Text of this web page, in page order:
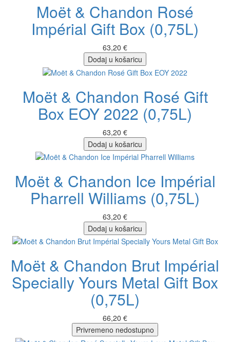
Moët & Chandon Rosé
Impérial Gift Box (0,75L)
63,20 €
Dodaj u košaricu
Moët & Chandon Rosé Gift
Box EOY 2022 (0,75L)
63,20 €
Dodaj u košaricu
Moët & Chandon Ice Impérial
Pharrell Williams (0,75L)
63,20 €
Dodaj u košaricu
Moët & Chandon Brut Impérial
Specially Yours Metal Gift Box
(0,75L)
66,20 €
Privremeno nedostupno